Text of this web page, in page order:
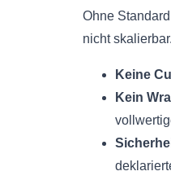
Ohne
nicht
Keine
Kein